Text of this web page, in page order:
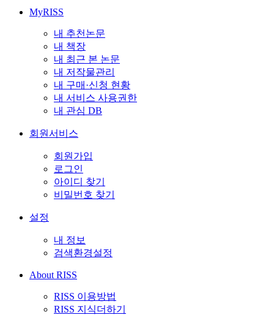
MyRISS
내 추천논문
내 책장
내 최근 본 논문
내 저작물관리
내 구매·신청 현황
내 서비스 사용권한
내 관심 DB
회원서비스
회원가입
로그인
아이디 찾기
비밀번호 찾기
설정
내 정보
검색환경설정
About RISS
RISS 이용방법
RISS 지식더하기